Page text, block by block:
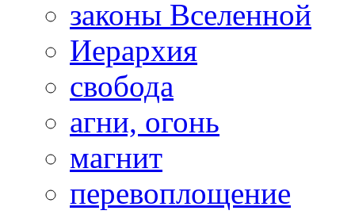
законы Вселенной
Иерархия
свобода
агни, огонь
магнит
перевоплощение